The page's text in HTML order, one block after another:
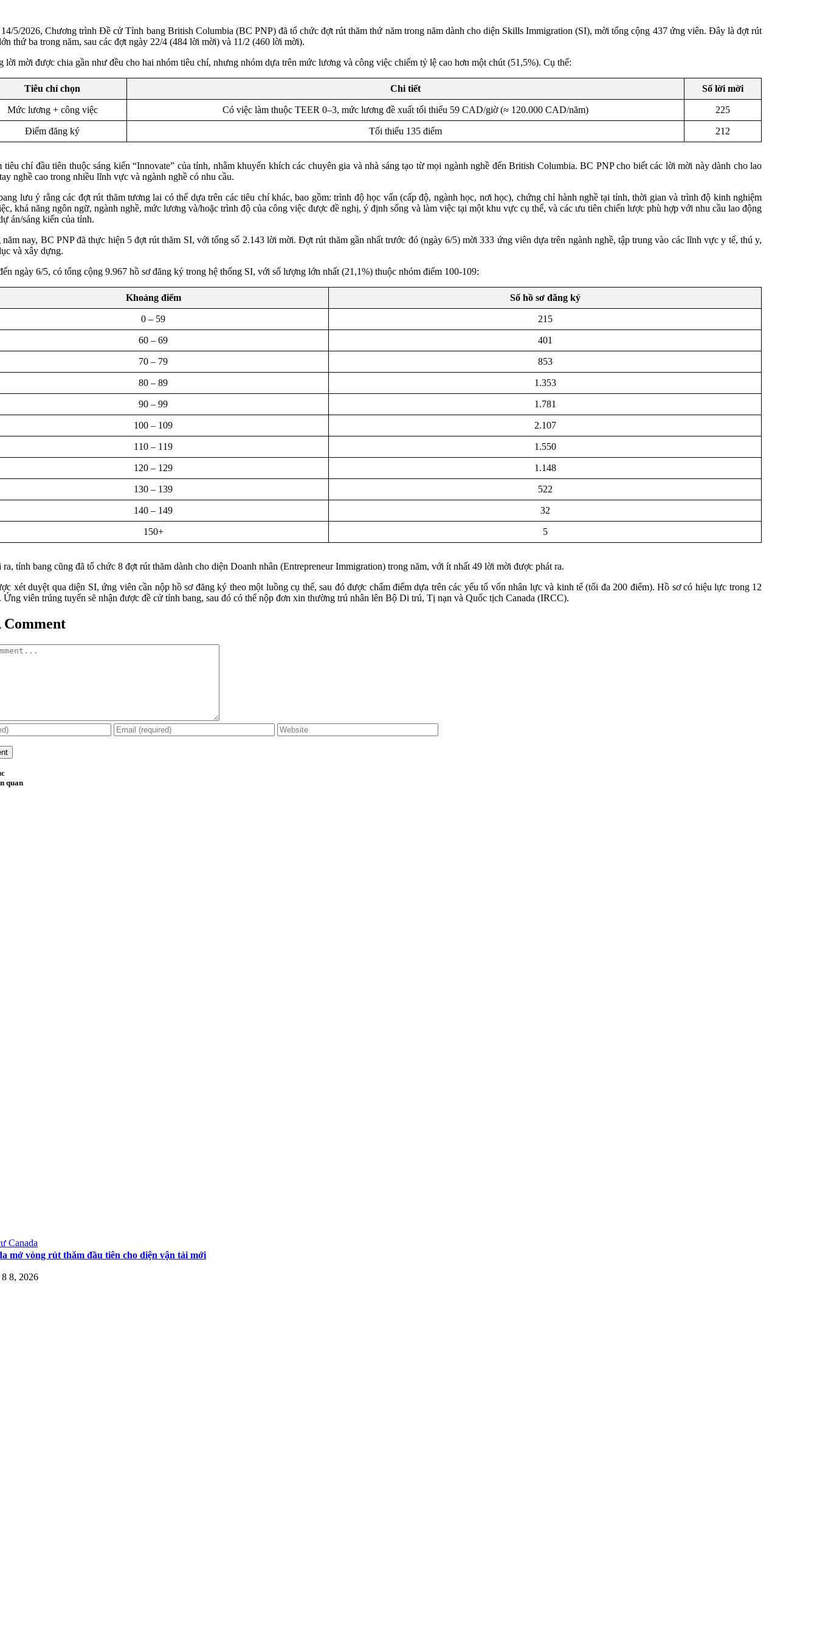
5/2026, Chương trình Đề cử Tỉnh bang British Columbia (BC PNP) đã tổ chức đợt rút thăm thứ năm trong năm dành cho diện Skills Immigration (SI), mời tổng cộng 437 ứng viên. Đây là đợt rút
thứ ba trong năm, sau các đợt ngày 22/4 (484 lời mời) và 11/2 (460 lời mời).
lời mời được chia gần như đều cho hai nhóm tiêu chí, nhưng nhóm dựa trên mức lương và công việc chiếm tỷ lệ cao hơn một chút (51,5%). Cụ thể:
Tiêu chí chọn Chi tiết Số lời mời
Mức lương + công việc Có việc làm thuộc TEER 0–3, mức lương đề xuất tối thiểu 59 CAD/giờ (≈ 120.000 CAD/năm) 225
Điểm đăng ký Tối thiểu 135 điểm 212
tiêu chí đầu tiên thuộc sáng kiến “Innovate” của tỉnh, nhằm khuyến khích các chuyên gia và nhà sáng tạo từ mọi ngành nghề đến British Columbia. BC PNP cho biết các lời mời này dành cho lao
nghề cao trong nhiều lĩnh vực và ngành nghề có nhu cầu.
lưu ý rằng các đợt rút thăm tương lai có thể dựa trên các tiêu chí khác, bao gồm: trình độ học vấn (cấp độ, ngành học, nơi học), chứng chỉ hành nghề tại tỉnh, thời gian và trình độ kinh nghiệm
khả năng ngôn ngữ, ngành nghề, mức lương và/hoặc trình độ của công việc được đề nghị, ý định sống và làm việc tại một khu vực cụ thể, và các ưu tiên chiến lược phù hợp với nhu cầu lao động
án/sáng kiến của tỉnh.
năm nay, BC PNP đã thực hiện 5 đợt rút thăm SI, với tổng số 2.143 lời mời. Đợt rút thăm gần nhất trước đó (ngày 6/5) mời 333 ứng viên dựa trên ngành nghề, tập trung vào các lĩnh vực y tế, thú y,
và xây dựng.
ngày 6/5, có tổng cộng 9.967 hồ sơ đăng ký trong hệ thống SI, với số lượng lớn nhất (21,1%) thuộc nhóm điểm 100-109:
Khoảng điểm Số hồ sơ đăng ký
0 – 59 215
60 – 69 401
70 – 79 853
80 – 89 1.353
90 – 99 1.781
100 – 109 2.107
110 – 119 1.550
120 – 129 1.148
130 – 139 522
140 – 149 32
150+ 5
ra, tỉnh bang cũng đã tổ chức 8 đợt rút thăm dành cho diện Doanh nhân (Entrepreneur Immigration) trong năm, với ít nhất 49 lời mời được phát ra.
xét duyệt qua diện SI, ứng viên cần nộp hồ sơ đăng ký theo một luồng cụ thể, sau đó được chấm điểm dựa trên các yếu tố vốn nhân lực và kinh tế (tối đa 200 điểm). Hồ sơ có hiệu lực trong 12
Ứng viên trúng tuyển sẽ nhận được đề cử tỉnh bang, sau đó có thể nộp đơn xin thường trú nhân lên Bộ Di trú, Tị nạn và Quốc tịch Canada (IRCC).
Comment
quan
Canada
mở vòng rút thăm đầu tiên cho diện vận tải mới
8, 2026